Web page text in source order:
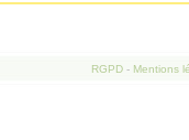
RGPD- Mentions